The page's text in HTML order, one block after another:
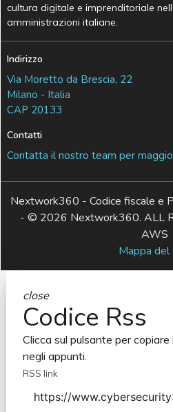
cultura digitale e imprenditoriale
amministrazioni italiane.
Indirizzo
Via Moretto da Brescia, 22
Milano - Italia
CAP 20133
Contatti
Contatta il nostro team per
Nextwork360 - Codice fiscale
- © 2026 Nextwork360. ALL
AWS
Mappa del
close
Codice Rss
Clicca sul pulsante per copiare
negli appunti.
RSS link